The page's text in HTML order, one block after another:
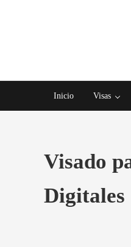
Inicio Visas
Visado
Digitales